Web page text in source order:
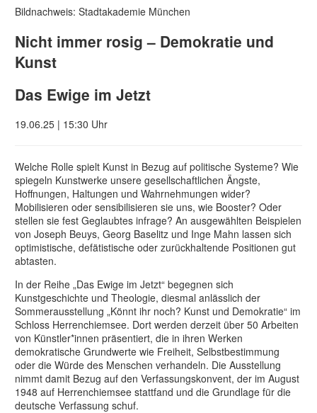
Bildnachweis: Stadtakademie München
Nicht immer rosig – Demokratie und
Kunst
Das Ewige im Jetzt
19.06.25 | 15:30 Uhr
Welche Rolle spielt Kunst in Bezug auf politische Systeme? Wie
spiegeln Kunstwerke unsere gesellschaftlichen Ängste,
Hoffnungen, Haltungen und Wahrnehmungen wider?
Mobilisieren oder sensibilisieren sie uns, wie Booster? Oder
stellen sie fest Geglaubtes infrage? An ausgewählten Beispielen
von Joseph Beuys, Georg Baselitz und Inge Mahn lassen sich
optimistische, defätistische oder zurückhaltende Positionen gut
abtasten.
In der Reihe „Das Ewige im Jetzt“ begegnen sich
Kunstgeschichte und Theologie, diesmal anlässlich der
Sommerausstellung „Könnt ihr noch? Kunst und Demokratie“ im
Schloss Herrenchiemsee. Dort werden derzeit über 50 Arbeiten
von Künstler*innen präsentiert, die in ihren Werken
demokratische Grundwerte wie Freiheit, Selbstbestimmung
oder die Würde des Menschen verhandeln. Die Ausstellung
nimmt damit Bezug auf den Verfassungskonvent, der im August
1948 auf Herrenchiemsee stattfand und die Grundlage für die
deutsche Verfassung schuf.